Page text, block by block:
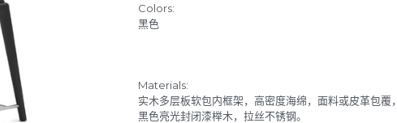
Colors:
黑色
Materials:
实木多层板软包内框架，高密度海绵，面料或皮革包覆，
黑色亮光封闭漆榉木，拉丝不锈钢。